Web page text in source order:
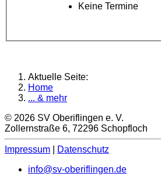
Keine Termine
Aktuelle Seite:
Home
... & mehr
© 2026 SV Oberiflingen e. V.
Zollernstraße 6, 72296 Schopfloch
Impressum
Datenschutz
info@sv-oberiflingen.de